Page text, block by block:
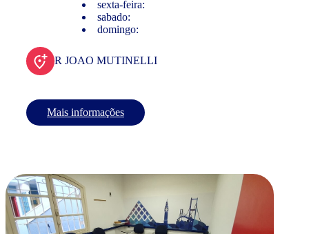
sexta-feira:
sabado:
domingo:
R JOAO MUTINELLI
Mais informações